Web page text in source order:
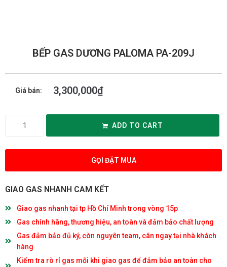
BẾP GAS DƯƠNG PALOMA PA-209J
Giá bán: 3,300,000₫
ADD TO CART
GỌI ĐẶT MUA
GIAO GAS NHANH CAM KẾT
Giao gas nhanh tại tp Hồ Chí Minh trong vòng 15p
Gas chính hãng, thương hiệu, an toàn và đảm bảo chất lượng
Gas đảm bảo đủ ký, còn nguyên team, cân ngay tại nhà khách
hàng
Kiểm tra rò rỉ gas mỗi khi giao gas để đảm bảo an toàn cho